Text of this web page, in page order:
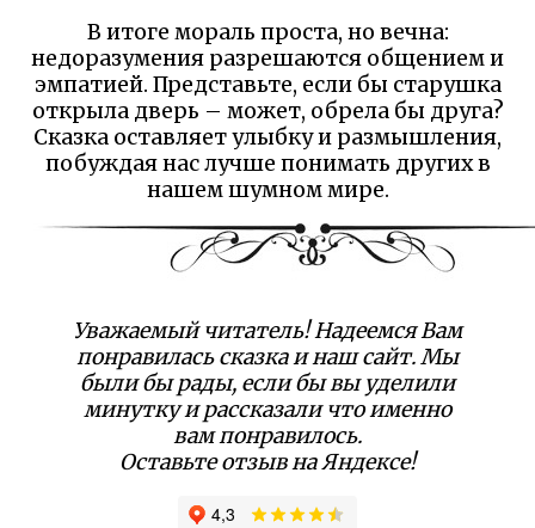
В итоге мораль проста, но вечна:
недоразумения разрешаются общением и
эмпатией. Представьте, если бы старушка
открыла дверь – может, обрела бы друга?
Сказка оставляет улыбку и размышления,
побуждая нас лучше понимать других в
нашем шумном мире.
Уважаемый читатель! Надеемся Вам
понравилась сказка и наш сайт. Мы
были бы рады, если бы вы уделили
минутку и рассказали что именно
вам понравилось.
Оставьте отзыв на Яндексе!